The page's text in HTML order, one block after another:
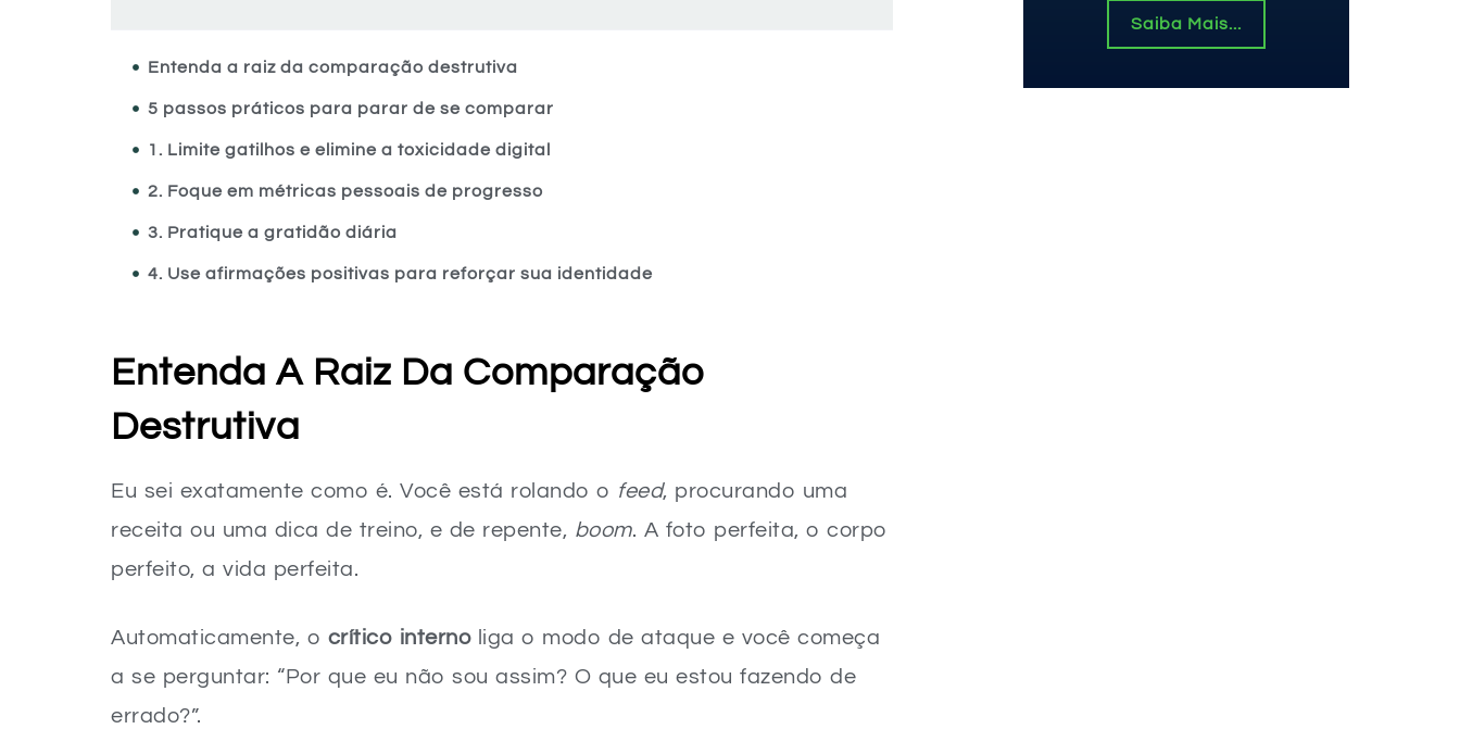
Entenda a raiz da comparação destrutiva
5 passos práticos para parar de se comparar
1. Limite gatilhos e elimine a toxicidade digital
2. Foque em métricas pessoais de progresso
3. Pratique a gratidão diária
4. Use afirmações positivas para reforçar sua identidade
O poder do “Eu Sou Suficiente” e a autoaceitação
Crie seu próprio padrão de sucesso e felicidade
O Fim da Busca Exaustiva pela Perfeição
Entenda A Raiz Da Comparação
Destrutiva
Eu sei exatamente como é. Você está rolando o feed, procurando uma
receita ou uma dica de treino, e de repente, boom. A foto perfeita, o corpo
perfeito, a vida perfeita.
Automaticamente, o crítico internoliga o modo de ataque e você começa
a se perguntar: “Por que eu não sou assim? O que eu estou fazendo de
errado?”.
Saiba Mais...